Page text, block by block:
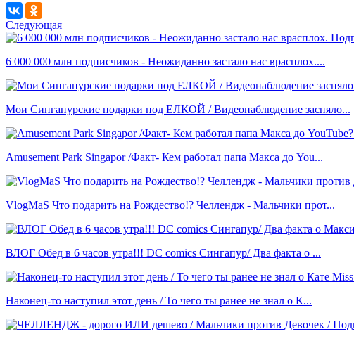
Следующая
6 000 000 млн подписчиков - Неожиданно застало нас врасплох....
Мои Сингапурские подарки под ЕЛКОЙ / Видеонаблюдение засняло...
Amusement Park Singapor /Факт- Кем работал папа Макса до You...
VlogMaS Что подарить на Рождество!? Челлендж - Мальчики прот...
ВЛОГ Обед в 6 часов утра!!! DC comics Сингапур/ Два факта о ...
Наконец-то наступил этот день / То чего ты ранее не знал о К...